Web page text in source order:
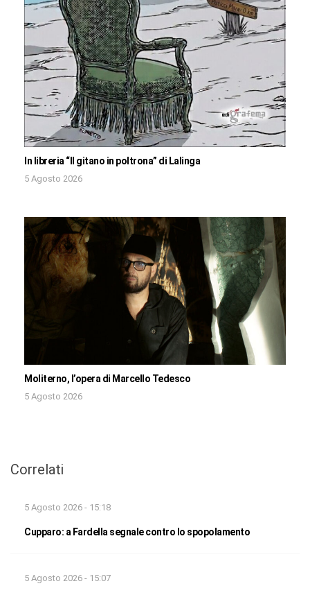
In libreria “Il gitano in poltrona” di Lalinga
5 Agosto 2026
Moliterno, l’opera di Marcello Tedesco
5 Agosto 2026
Correlati
5 Agosto 2026 - 15:18
Cupparo: a Fardella segnale contro lo spopolamento
5 Agosto 2026 - 15:07